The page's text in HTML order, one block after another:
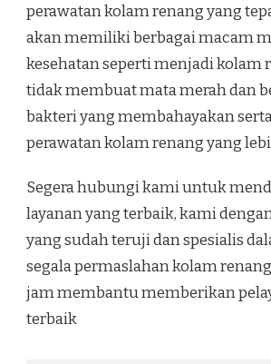
perawatan kolam renang yang
akan memiliki berbagai macam
kesehatan seperti menjadi kolam
tidak membuat mata merah dan
bakteri yang membahayakan
perawatan kolam renang yang
Segera hubungi kami untuk
layanan yang terbaik, kami
yang sudah teruji dan spesialis
segala permaslahan kolam
jam membantu memberikan
terbaik